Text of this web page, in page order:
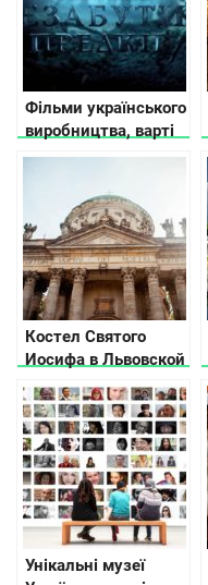
Фільми українського
виробництва, варті
вашої уваги
Костел Святого
Иосифа в Львовской
области
Унікальні музеї